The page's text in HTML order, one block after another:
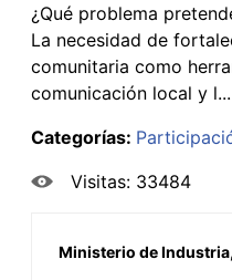
¿Qué problema
La necesidad de
comunitaria como
comunicación local y l...
Categorías:
Visitas: 33484
Ministerio de